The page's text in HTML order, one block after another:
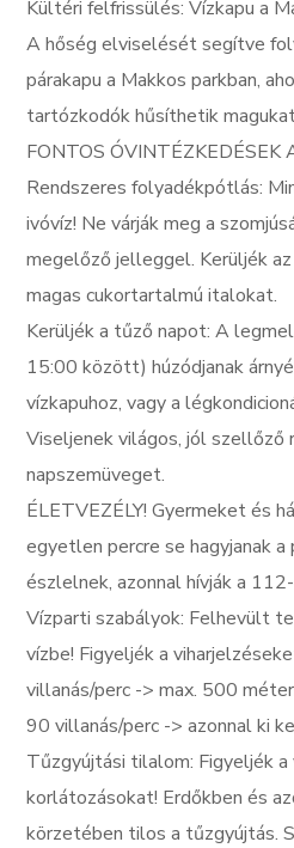
Kültéri felfrissülés: Vízkapu a
A hőség elviselését segítve
párakapu a Makkos parkban,
tartózkodók hűsíthetik
FONTOS ÓVINTÉZKEDÉSEK
Rendszeres folyadékpótlás:
ivóvíz! Ne várják meg a
megelőző jelleggel. Kerüljék
magas cukortartalmú italokat.
Kerüljék a tűző napot: A
15:00 között) húzódjanak
vízkapuhoz, vagy a
Viseljenek világos, jól szellőző
napszemüveget.
ÉLETVEZÉLY! Gyermeket és
egyetlen percre se hagyjanak
észlelnek, azonnal hívják a
Vízparti szabályok: Felhevült
vízbe! Figyeljék a
villanás/perc -> max. 500
90 villanás/perc -> azonnal ki
Tűzgyújtási tilalom: Figyeljék a
korlátozásokat! Erdőkben és
körzetében tilos a tűzgyújtás.